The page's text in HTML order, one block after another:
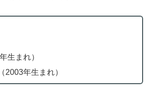
生まれ）
2003年生まれ）